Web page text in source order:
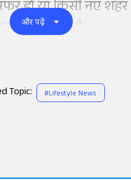
हो या किसी नए
हो जाता है।
और पढ़ें
Topic: #Lifestyle News